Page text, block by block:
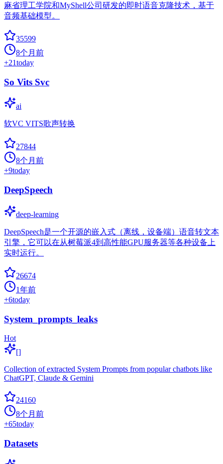
麻省理工学院和MyShell公司研发的即时语音克隆技术，基于
音频基础模型。
35599
8个月前
+21today
So Vits Svc
ai
软VC VITS歌声转换
27844
8个月前
+9today
DeepSpeech
deep-learning
DeepSpeech是一个开源的嵌入式（离线，设备端）语音转文本
引擎，它可以在从树莓派4到高性能GPU服务器等各种设备上
实时运行。
26674
1年前
+6today
System_prompts_leaks
Hot
[]
Collection of extracted System Prompts from popular chatbots like
ChatGPT, Claude & Gemini
24160
8个月前
+65today
Datasets